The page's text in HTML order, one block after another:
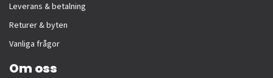
Leverans & betalning
Returer & byten
Vanliga frågor
Om oss